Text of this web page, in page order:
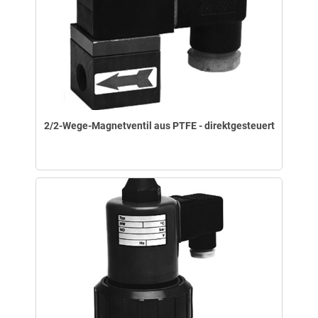
2/2-Wege-Magnetventil aus PTFE - direktgesteuert